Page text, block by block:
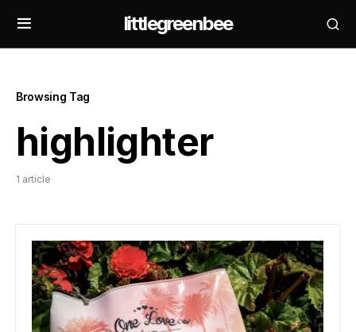
littlegreenbee
Browsing Tag
highlighter
1 article